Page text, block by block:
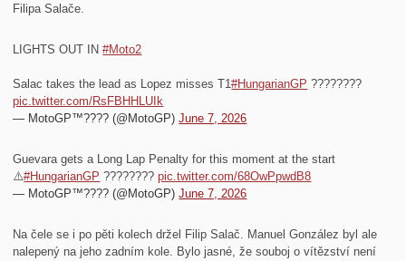
Filipa Salače.
LIGHTS OUT IN#Moto2
Salac takes the lead as Lopez misses T1#HungarianGP ????????
pic.twitter.com/RsFBHHLUIk
— MotoGP™???? (@MotoGP)June 7, 2026
Guevara gets a Long Lap Penalty for this moment at the start
⚠️#HungarianGP ????????pic.twitter.com/68OwPpwdB8
— MotoGP™???? (@MotoGP)June 7, 2026
Na čele se i po pěti kolech držel Filip Salač. Manuel González byl ale
nalepený na jeho zadním kole. Bylo jasné, že souboj o vítězství není